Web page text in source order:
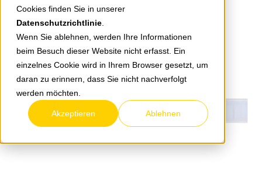
Cookies finden Sie in unserer
Datenschutzrichtlinie
Wenn Sie ablehnen, werden Ihre Informationen
beim Besuch dieser Website nicht erfasst. Ein
einzelnes Cookie wird in Ihrem Browser gesetzt, um
daran zu erinnern, dass Sie nicht nachverfolgt
werden möchten.
Akzeptieren Ablehnen